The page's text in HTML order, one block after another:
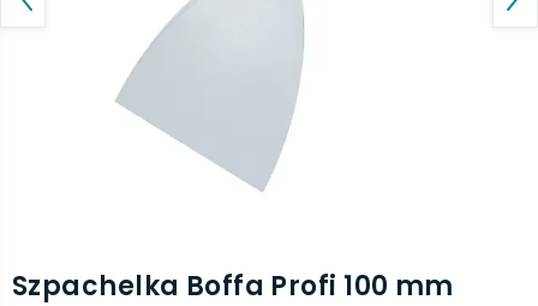
Szpachelka Boffa Profi 100 mm